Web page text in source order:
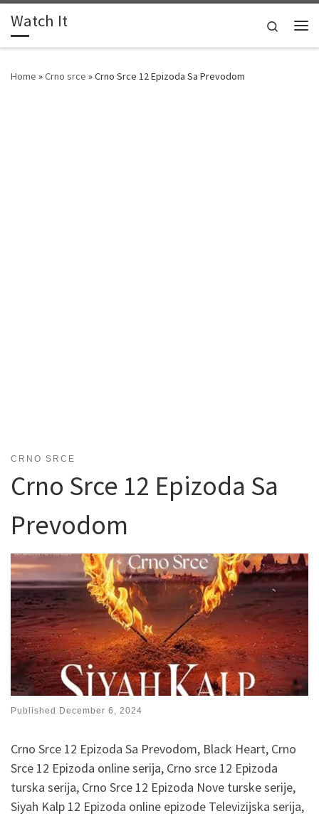
Skip to content
Watch It
Search
Home »Crno srce »Crno Srce 12 Epizoda Sa Prevodom
CRNO SRCE
Crno Srce 12 Epizoda Sa
Prevodom
Published December 6, 2024
Crno Srce 12 Epizoda Sa Prevodom, Black Heart, Crno
Srce 12 Epizoda online serija, Crno srce 12 Epizoda
turska serija, Crno Srce 12 Epizoda Nove turske serije,
Siyah Kalp 12 Epizoda online epizode Televizijska serija,